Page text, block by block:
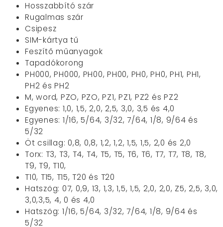
Hosszabbító szár
Rugalmas szár
Csipesz
SIM-kártya tű
Feszítő műanyagok
Tapadókorong
PH000, PH000, PH00, PH00, PH0, PH0, PH1, PH1,
PH2 és PH2
M, word, PZO, PZO, PZ1, PZ1, PZ2 és PZ2
Egyenes: 1,0, 1,5, 2,0, 2,5, 3,0, 3,5 és 4,0
Egyenes: 1/16, 5/64, 3/32, 7/64, 1/8, 9/64 és
5/32
Öt csillag: 0,8, 0,8, 1,2, 1,2, 1,5, 1,5, 2,0 és 2,0
Torx: T3, T3, T4, T4, T5, T5, T6, T6, T7, T7, T8, T8,
T9, T9, T10,
T10, T15, T15, T20 és T20
Hatszög: 07, 0,9, 13, 1,3, 1,5, 1,5, 2,0, 2,0, Z5, 2,5, 3,0,
3,0,3,5, 4, 0 és 4,0
Hatszög: 1/16, 5/64, 3/32, 7/64, 1/8, 9/64 és
5/32